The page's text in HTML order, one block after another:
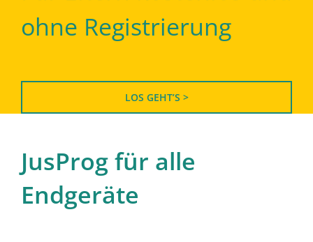
ohne Registrierung
LOS GEHT’S >
JusProg für alle
Endgeräte